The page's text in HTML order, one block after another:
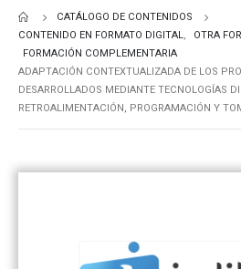
CATÁLOGO DE CONTENIDOS
CONTENIDO EN FORMATO DIGITAL, OTRA
FORMACIÓN COMPLEMENTARIA
ADAPTACIÓN CONTEXTUALIZADA DE LOS
DESARROLLADOS MEDIANTE TECNOLOGÍAS
RETROALIMENTACIÓN, PROGRAMACIÓN Y